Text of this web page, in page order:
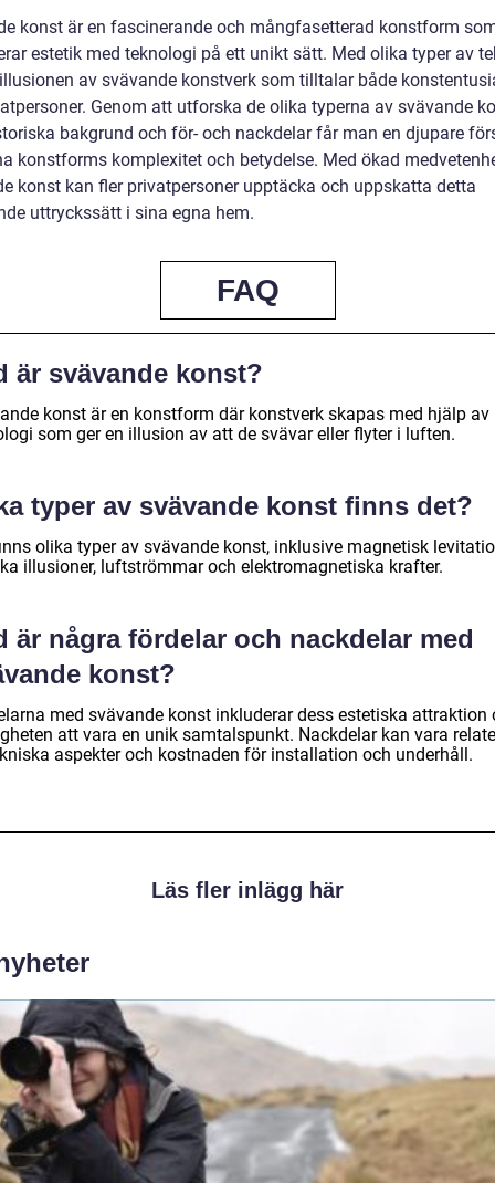
konst är en fascinerande och mångfasetterad konstform
estetik med teknologi på ett unikt sätt. Med olika typer av
av svävande konstverk som tilltalar både
Genom att utforska de olika typerna av svävande
bakgrund och för- och nackdelar får man en djupare
konstforms komplexitet och betydelse. Med ökad
konst kan fler privatpersoner upptäcka och uppskatta detta
uttryckssätt i sina egna hem.
FAQ
är svävande konst?
konst är en konstform där konstverk skapas med hjälp av
som ger en illusion av att de svävar eller flyter i luften.
typer av svävande konst finns det?
olika typer av svävande konst, inklusive magnetisk
illusioner, luftströmmar och elektromagnetiska krafter.
är några fördelar och nackdelar med
konst?
med svävande konst inkluderar dess estetiska attraktion
att vara en unik samtalspunkt. Nackdelar kan vara
aspekter och kostnaden för installation och underhåll.
Läs fler inlägg här